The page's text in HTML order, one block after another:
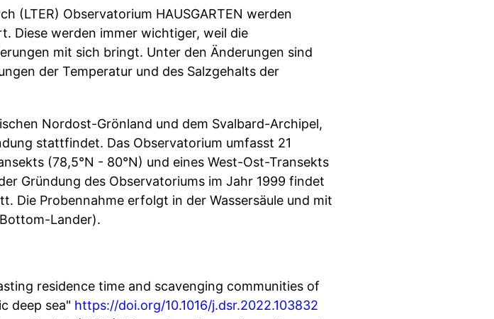
(LTER) Observatorium HAUSGARTEN werden
Diese werden immer wichtiger, weil die
mit sich bringt. Unter den Änderungen sind
der Temperatur und des Salzgehalts der
Nordost-Grönland und dem Svalbard-Archipel,
stattfindet. Das Observatorium umfasst 21
(78,5°N - 80°N) und eines West-Ost-Transekts
Gründung des Observatoriums im Jahr 1999 findet
Die Probennahme erfolgt in der Wassersäule und mit
Lander).
residence time and scavenging communities of
deep sea" https://doi.org/10.1016/j.dsr.2022.103832